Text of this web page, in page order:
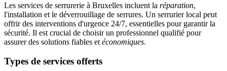
Les services de serrurerie à Bruxelles incluent la réparation,
l'installation et le déverrouillage de serrures. Un serrurier local peut
offrir des interventions d'urgence 24/7, essentielles pour garantir la
sécurité. Il est crucial de choisir un professionnel qualifié pour
assurer des solutions fiables et économiques.
Types de services offerts